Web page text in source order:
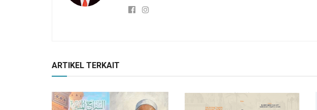
ARTIKEL TERKAIT